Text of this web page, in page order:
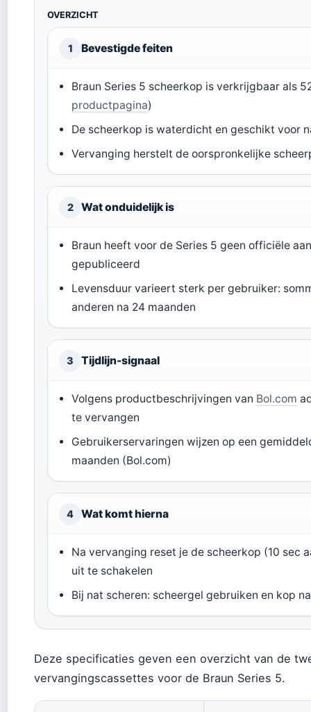
OVERZICHT
1 Bevestigde feiten
Braun Series 5 scheerkop is verkrijgbaar als
productpagina)
De scheerkop is waterdicht en geschikt voor
Vervanging herstelt de oorspronkelijke
2 Wat onduidelijk is
Braun heeft voor de Series 5 geen officiële
gepubliceerd
Levensduur varieert sterk per gebruiker:
anderen na 24 maanden
3 Tijdlijn-signaal
Volgens productbeschrijvingen van Bol.com
te vervangen
Gebruikerservaringen wijzen op een
maanden (Bol.com)
4 Wat komt hierna
Na vervanging reset je de scheerkop (10 sec
uit te schakelen
Bij nat scheren: scheergel gebruiken en kop
Deze specificaties geven een overzicht van de
vervangingscassettes voor de Braun Series 5.